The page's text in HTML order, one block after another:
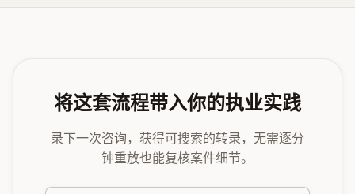
将这套流程带入你的执业实践
录下一次咨询，获得可搜索的转录，无需逐分
钟重放也能复核案件细节。